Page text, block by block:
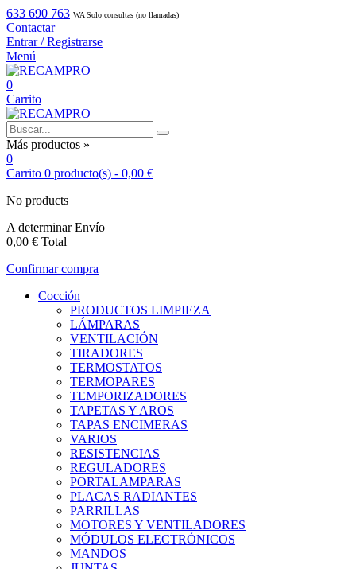
633 690 763 WA Solo consultas (no llamadas)
Contactar
Entrar / Registrarse
Menú
0
Carrito
Más productos »
0
Carrito 0 producto(s) - 0,00 €
No products
A determinarEnvío
0,00 € Total
Confirmar compra
Cocción
PRODUCTOS LIMPIEZA
LÁMPARAS
VENTILACIÓN
TIRADORES
TERMOSTATOS
TERMOPARES
TEMPORIZADORES
TAPETAS Y AROS
TAPAS ENCIMERAS
VARIOS
RESISTENCIAS
REGULADORES
PORTALAMPARAS
PLACAS RADIANTES
PARRILLAS
MOTORES Y VENTILADORES
MÓDULOS ELECTRÓNICOS
MANDOS